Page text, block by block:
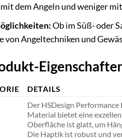
dem Angeln und weniger
Ob im Süß- oder
von Angeltechniken und
DETAILS
Der HSDesign
Material bietet eine
Oberfläche ist glatt, um
Die Haptik ist robust und